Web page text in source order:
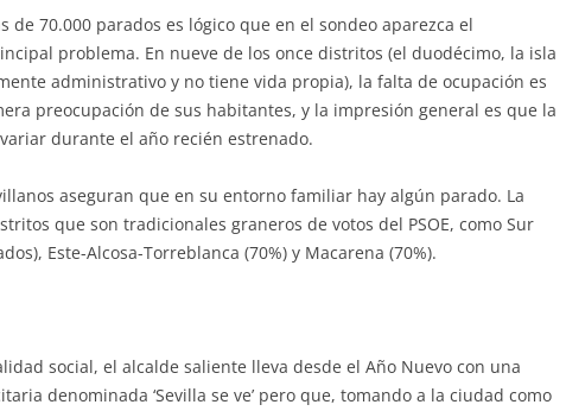
de 70.000 parados es lógico que en el sondeo aparezca el
problema. En nueve de los once distritos (el duodécimo, la isla
administrativo y no tiene vida propia), la falta de ocupación es
preocupación de sus habitantes, y la impresión general es que la
durante el año recién estrenado.
aseguran que en su entorno familiar hay algún parado. La
que son tradicionales graneros de votos del PSOE, como Sur
Este-Alcosa-Torreblanca (70%) y Macarena (70%).
social, el alcalde saliente lleva desde el Año Nuevo con una
denominada ‘Sevilla se ve’ pero que, tomando a la ciudad como